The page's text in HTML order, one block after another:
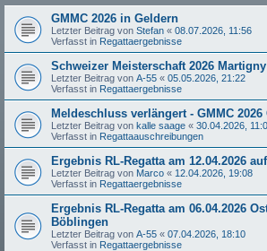
GMMC 2026 in Geldern
Letzter Beitrag von Stefan « 08.07.2026, 11:56
Verfasst in Regattaergebnisse
Schweizer Meisterschaft 2026 Martigny
Letzter Beitrag von A-55 « 05.05.2026, 21:22
Verfasst in Regattaergebnisse
Meldeschluss verlängert - GMMC
Letzter Beitrag von kalle saage « 30.04.2026,
Verfasst in Regattaauschreibungen
Ergebnis RL-Regatta am 12.04.2026
Letzter Beitrag von Marco « 12.04.2026, 19:08
Verfasst in Regattaergebnisse
Ergebnis RL-Regatta am 06.04.2026
Böblingen
Letzter Beitrag von A-55 « 07.04.2026, 18:10
Verfasst in Regattaergebnisse